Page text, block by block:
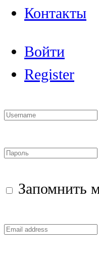
Контакты
Войти
Register
Запомнить